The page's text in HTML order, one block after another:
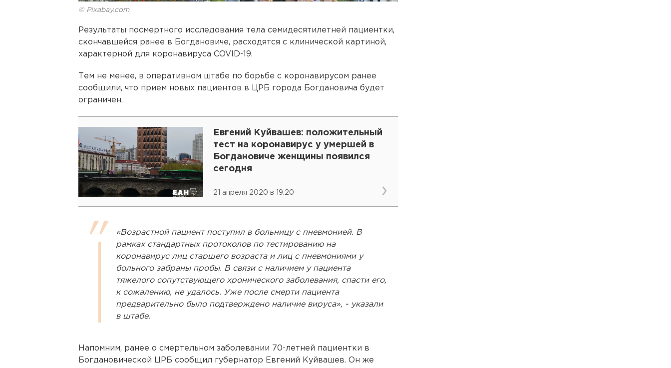
© Pixabay.com
Результаты посмертного исследования тела семидесятилетней пациентки,
скончавшейся ранее в Богдановиче, расходятся с клинической картиной,
характерной для коронавируса COVID-19.
Тем не менее, в оперативном штабе по борьбе с коронавирусом ранее
сообщили, что прием новых пациентов в ЦРБ города Богдановича будет
ограничен.
Евгений Куйвашев: положительный
тест на коронавирус у умершей в
Богдановиче женщины появился
сегодня
21 апреля 2020 в 19:20
«Возрастной пациент поступил в больницу с пневмонией. В
рамках стандартных протоколов по тестированию на
коронавирус лиц старшего возраста и лиц с пневмониями у
больного забраны пробы. В связи с наличием у пациента
тяжелого сопутствующего хронического заболевания, спасти его,
к сожалению, не удалось. Уже после смерти пациента
предварительно было подтверждено наличие вируса», - указали
в штабе.
Напомним, ранее о смертельном заболевании 70-летней пациентки в
Богдановической ЦРБ сообщил губернатор Евгений Куйвашев. Он же